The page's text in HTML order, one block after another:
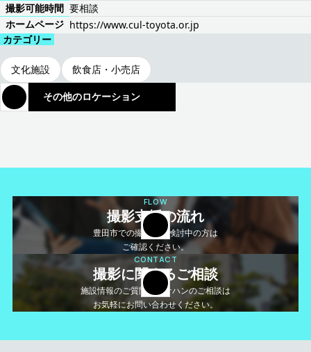
撮影可能時間 要相談
ホームページ https://www.cul-toyota.or.jp
カテゴリー
文化施設 飲食店・小売店
その他のロケーション
FLOW
撮影支援の流れ
豊田市での撮影をご検討中の方は
ご確認ください。
CONTACT
撮影に関するご相談
施設情報のご質問やロケハンのご相談は
お気軽にお問い合わせください。